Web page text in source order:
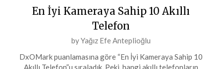
En İyi Kameraya Sahip 10 Akıllı
Telefon
Posted
11
byYağız Efe Anteplioğlu
DxOMark puanlamasına göre “En İyi Kameraya Sahip 10
Akıllı Telefon”u sıraladık. Peki, hangi akıllı telefonların